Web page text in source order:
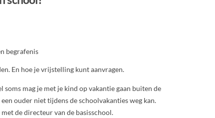
begrafenis
En hoe je vrijstelling kunt aanvragen.
mag je met je kind op vakantie gaan buiten de
ouder niet tijdens de schoolvakanties weg kan.
de directeur van de basisschool.